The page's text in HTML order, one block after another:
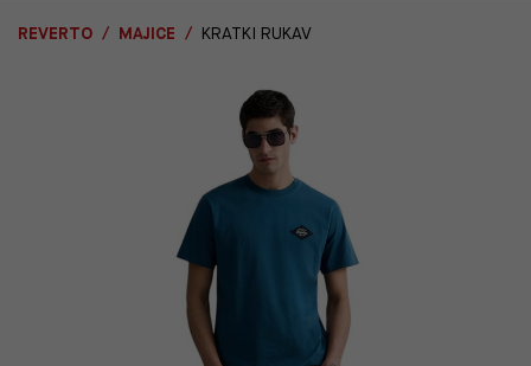
REVERTO MAJICE KRATKI RUKAV